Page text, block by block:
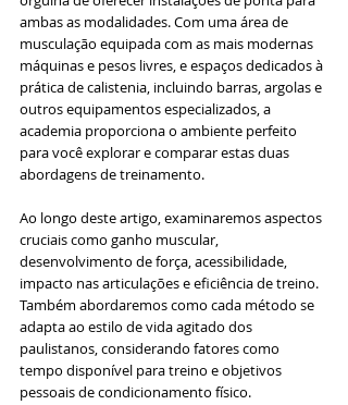
ambas as modalidades. Com uma área de
musculação equipada com as mais modernas
máquinas e pesos livres, e espaços dedicados à
prática de calistenia, incluindo barras, argolas e
outros equipamentos especializados, a
academia proporciona o ambiente perfeito
para você explorar e comparar estas duas
abordagens de treinamento.
Ao longo deste artigo, examinaremos aspectos
cruciais como ganho muscular,
desenvolvimento de força, acessibilidade,
impacto nas articulações e eficiência de treino.
Também abordaremos como cada método se
adapta ao estilo de vida agitado dos
paulistanos, considerando fatores como
tempo disponível para treino e objetivos
pessoais de condicionamento físico.